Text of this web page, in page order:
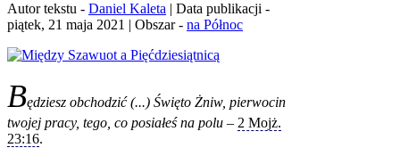
Autor tekstu - Daniel Kaleta | Data publikacji -
piątek, 21 maja 2021 | Obszar - na Północ
Będziesz obchodzić (...) Święto Żniw, pierwocin
twojej pracy, tego, co posiałeś na polu – 2 Mojż.
23:16.